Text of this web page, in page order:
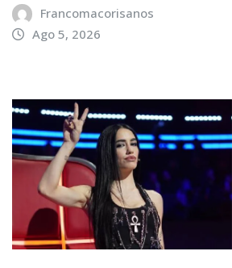
Francomacorisanos
Ago 5, 2026